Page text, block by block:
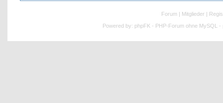
Forum | Mitglieder |
Powered by: phpFK - PHP-Forum ohne MySQL -